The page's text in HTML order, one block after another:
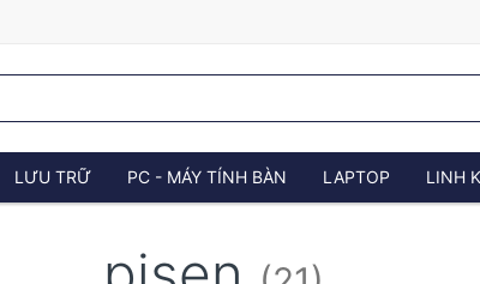
LƯU TRỮ PC - MÁY TÍNH BÀN LAPTOP LINH